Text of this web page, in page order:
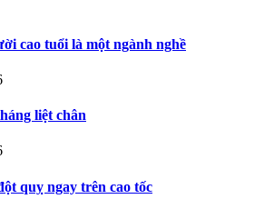
cao tuổi là một ngành nghề
liệt chân
quỵ ngay trên cao tốc